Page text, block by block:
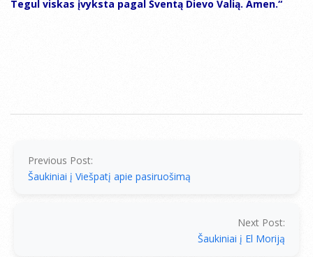
Tegul viskas įvyksta pagal Šventą Dievo Valią. Amen.“
Previous Post:
Šaukiniai į Viešpatį apie pasiruošimą
Next Post:
Šaukiniai į El Moriją